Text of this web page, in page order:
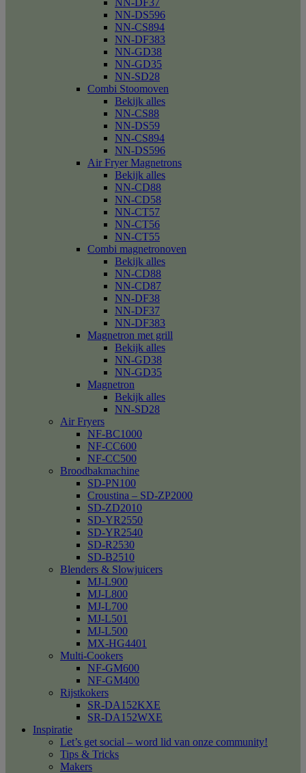
NN-DF37
NN-DS596
NN-CS894
NN-DF383
NN-GD38
NN-GD35
NN-SD28
Combi Stoomoven
Bekijk alles
NN-CS88
NN-DS59
NN-CS894
NN-DS596
Air Fryer Magnetrons
Bekijk alles
NN-CD88
NN-CD58
NN-CT57
NN-CT56
NN-CT55
Combi magnetronoven
Bekijk alles
NN-CD88
NN-CD87
NN-DF38
NN-DF37
NN-DF383
Magnetron met grill
Bekijk alles
NN-GD38
NN-GD35
Magnetron
Bekijk alles
NN-SD28
Air Fryers
NF-BC1000
NF-CC600
NF-CC500
Broodbakmachine
SD-PN100
Croustina – SD-ZP2000
SD-ZD2010
SD-YR2550
SD-YR2540
SD-R2530
SD-B2510
Blenders & Slowjuicers
MJ-L900
MJ-L800
MJ-L700
MJ-L501
MJ-L500
MX-HG4401
Multi-Cookers
NF-GM600
NF-GM400
Rijstkokers
SR-DA152KXE
SR-DA152WXE
Inspiratie
Let’s get social – word lid van onze community!
Tips & Tricks
Makers